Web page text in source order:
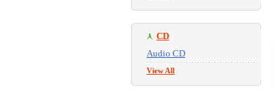
CD
Audio CD
View All